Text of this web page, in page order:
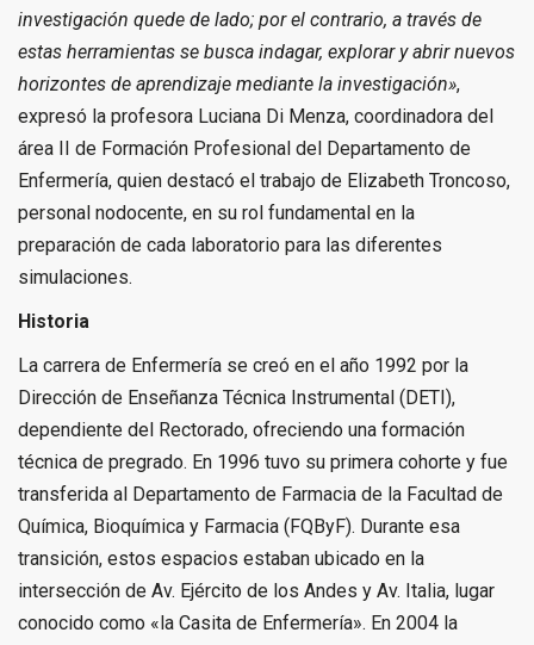
investigación quede de lado; por el contrario, a través de
estas herramientas se busca indagar, explorar y abrir nuevos
horizontes de aprendizaje mediante la investigación»,
expresó la profesora Luciana Di Menza, coordinadora del
área II de Formación Profesional del Departamento de
Enfermería, quien destacó el trabajo de Elizabeth Troncoso,
personal nodocente, en su rol fundamental en la
preparación de cada laboratorio para las diferentes
simulaciones.
Historia
La carrera de Enfermería se creó en el año 1992 por la
Dirección de Enseñanza Técnica Instrumental (DETI),
dependiente del Rectorado, ofreciendo una formación
técnica de pregrado. En 1996 tuvo su primera cohorte y fue
transferida al Departamento de Farmacia de la Facultad de
Química, Bioquímica y Farmacia (FQByF). Durante esa
transición, estos espacios estaban ubicado en la
intersección de Av. Ejército de los Andes y Av. Italia, lugar
conocido como «la Casita de Enfermería». En 2004 la